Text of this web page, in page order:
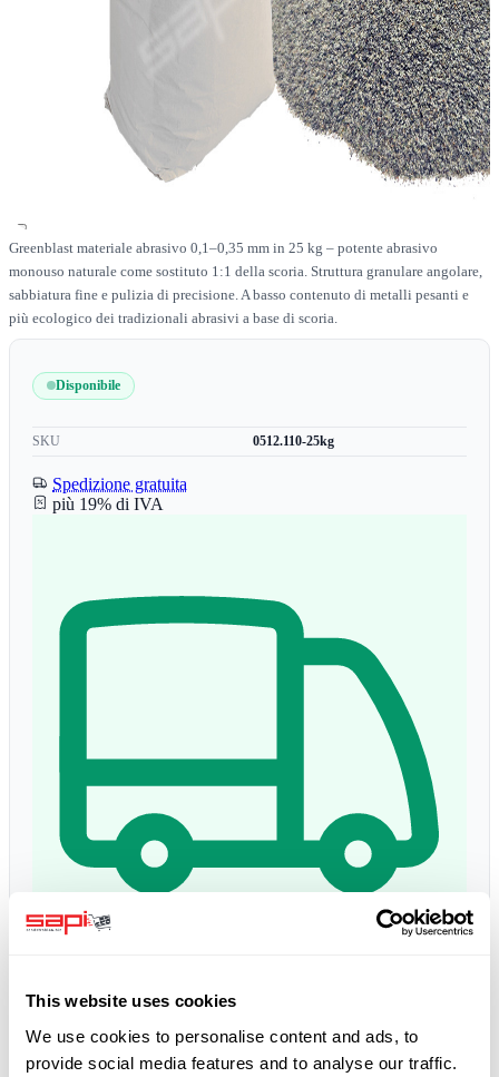
This website uses cookies
We use cookies to personalise content and ads, to
provide social media features and to analyse our traffic.
Greenblast materiale abrasivo 0,1–0,35 mm in 25 kg – potente abrasivo
monouso naturale come sostituto 1:1 della scoria. Struttura granulare angolare,
sabbiatura fine e pulizia di precisione. A basso contenuto di metalli pesanti e
più ecologico dei tradizionali abrasivi a base di scoria.
Disponibile
SKU 0512.110-25kg
Spedizione gratuita
più 19% di IVA
5.0